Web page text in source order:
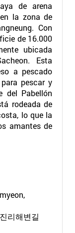
de arena
la zona de
Con
de 16.000
ubicada
Esta
a pescado
pescar y
del Pabellón
rodeada de
lo que la
amantes de
리해변길